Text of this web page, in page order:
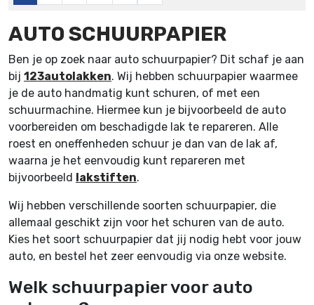
AUTO SCHUURPAPIER
Ben je op zoek naar auto schuurpapier? Dit schaf je aan
bij 123autolakken. Wij hebben schuurpapier waarmee
je de auto handmatig kunt schuren, of met een
schuurmachine. Hiermee kun je bijvoorbeeld de auto
voorbereiden om beschadigde lak te repareren. Alle
roest en oneffenheden schuur je dan van de lak af,
waarna je het eenvoudig kunt repareren met
bijvoorbeeld lakstiften.
Wij hebben verschillende soorten schuurpapier, die
allemaal geschikt zijn voor het schuren van de auto.
Kies het soort schuurpapier dat jij nodig hebt voor jouw
auto, en bestel het zeer eenvoudig via onze website.
Welk schuurpapier voor auto